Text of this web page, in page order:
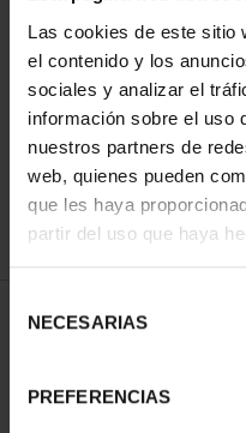
Las cookies de este sitio
el contenido y los
sociales y analizar el
información sobre el uso
nuestros partners de
web, quienes pueden
que les haya
partir del uso que haya
NECESARIAS
PREFERENCIAS
ORDENAR POR:
1 Productos encontrados